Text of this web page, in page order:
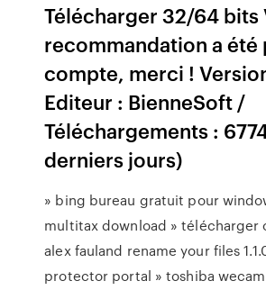
Télécharger 32/64 bits
recommandation a été
compte, merci !
Editeur : BienneSoft /
Téléchargements :
derniers jours)
» bing bureau gratuit pour
multitax download » télécharger
alex fauland rename your files
protector portal » toshiba